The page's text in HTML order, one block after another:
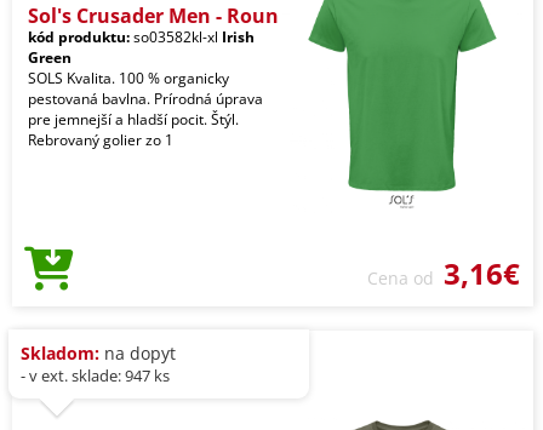
Sol's Crusader Men - Roun
kód produktu:so03582kl-xl Irish
Green
SOLS Kvalita. 100 % organicky
pestovaná bavlna. Prírodná úprava
pre jemnejší a hladší pocit. Štýl.
Rebrovaný golier zo 1
Cena od 3,16€
Skladom: na dopyt
- v ext. sklade: 947 ks